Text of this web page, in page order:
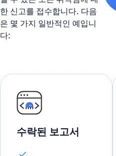
한 신고를 접수합니다. 다음
은 몇 가지 일반적인 예입니
다:
수락된 보고서